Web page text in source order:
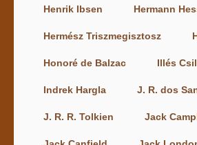
Henrik Ibsen Hermann
Hermész Triszmegisztosz
Honoré de Balzac Illés
Indrek Hargla J. R. dos
J. R. R. Tolkien Jack